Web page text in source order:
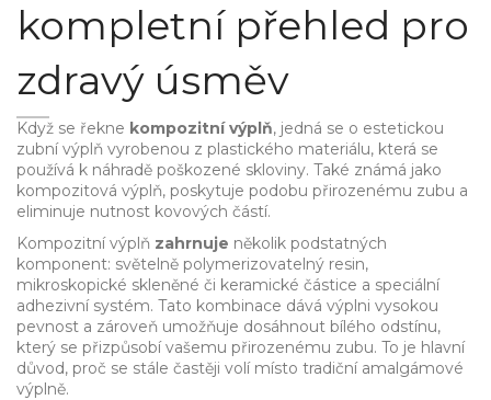
kompletní přehled pro
zdravý úsměv
Když se řekne kompozitní výplň, jedná se o estetickou
zubní výplň vyrobenou z plastického materiálu, která se
používá k náhradě poškozené skloviny. Také známá jako
kompozitová výplň, poskytuje podobu přirozenému zubu a
eliminuje nutnost kovových částí.
Kompozitní výplň zahrnuje několik podstatných
komponent: světelně polymerizovatelný resin,
mikroskopické skleněné či keramické částice a speciální
adhezivní systém. Tato kombinace dává výplni vysokou
pevnost a zároveň umožňuje dosáhnout bílého odstínu,
který se přizpůsobí vašemu přirozenému zubu. To je hlavní
důvod, proč se stále častěji volí místo tradiční amalgámové
výplně.